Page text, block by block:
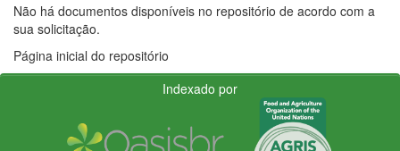
Não há documentos disponíveis no repositório de acordo com a
sua solicitação.
Página inicial do repositório
Indexado por